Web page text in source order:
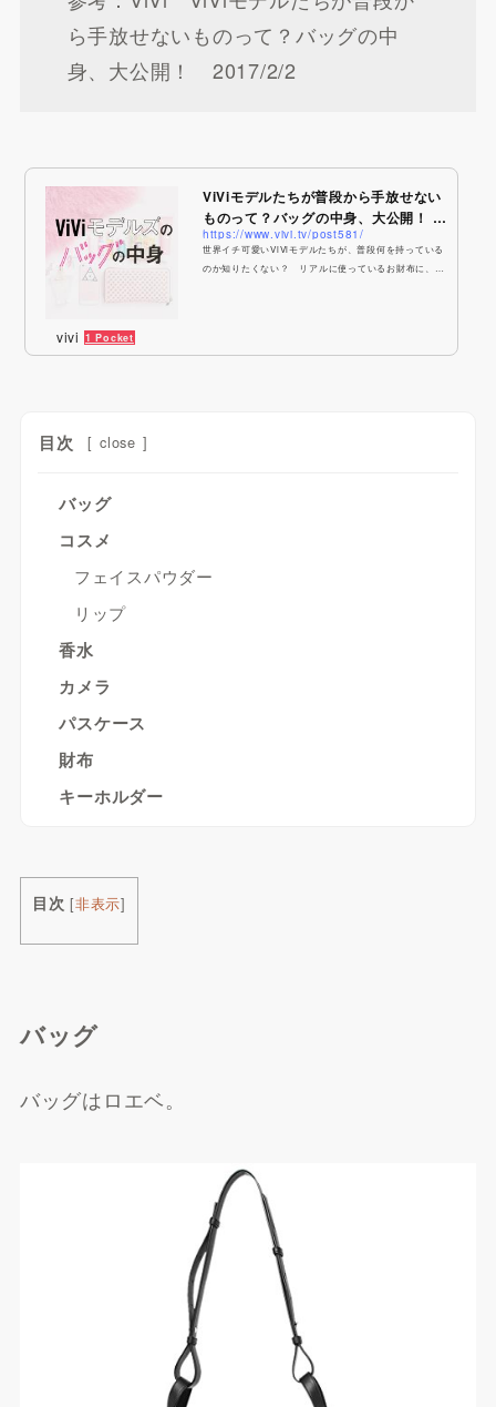
ら手放せないものって？バッグの中
身、大公開！ 2017/2/2
ViViモデルたちが普段から手放せない
ものって？バッグの中身、大公開！ |
ViVi
https://www.vivi.tv/post581/
世界イチ可愛いViViモデルたちが、普段何を持っている
のか知りたくない？ リアルに使っているお財布に、な
vivi 1 Pocket
目次 [ close ]
バッグ
コスメ
フェイスパウダー
リップ
香水
カメラ
パスケース
財布
キーホルダー
目次 [非表示]
バッグ
バッグはロエベ。